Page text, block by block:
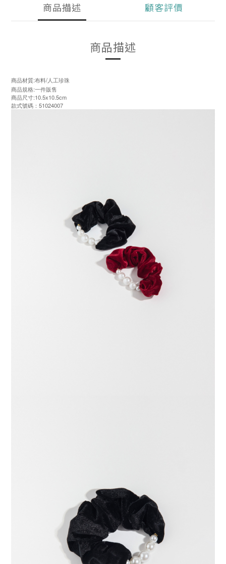
商品描述 顧客評價
商品描述
商品材質:布料/人工珍珠
商品規格:一件販售
商品尺寸:10.5x10.5cm
款式號碼：51024007